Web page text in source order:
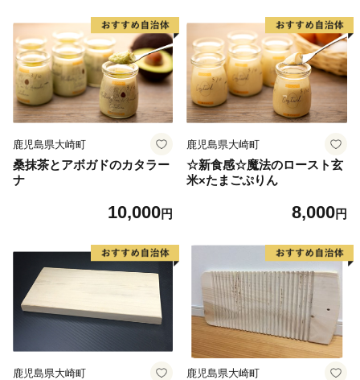
鹿児島県大崎町
桑抹茶とアボガドのカタラー
ナ
10,000円
鹿児島県大崎町
☆新食感☆魔法のロースト玄
米×たまごぷりん
8,000円
鹿児島県大崎町 鹿児島県大崎町